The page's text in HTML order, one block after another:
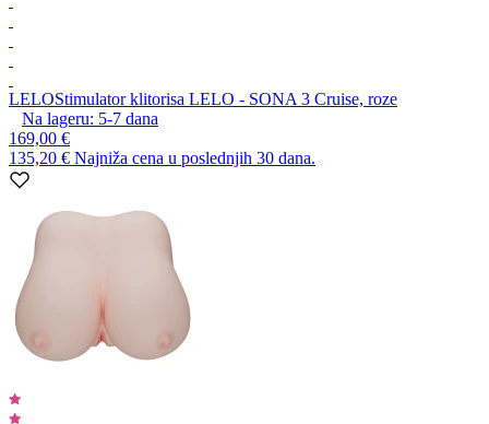
LELOStimulator klitorisa LELO - SONA 3 Cruise, roze
Na lageru: 5-7 dana
169,00 €
135,20 € Najniža cena u poslednjih 30 dana.